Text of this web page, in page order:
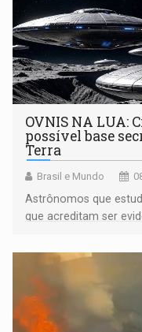
OVNIS NA LUA:
possível base
Terra
Brasil e Mundo
Astrônomos que
que acreditam ser
órbita